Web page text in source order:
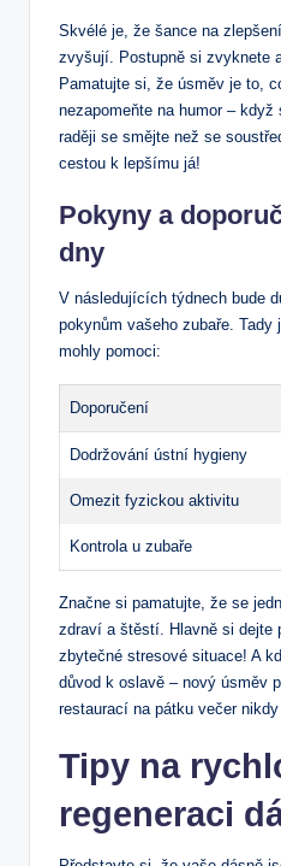
Skvélé je, že šance na
zvyšují. Postupně si zvyknete
Pamatujte si, že úsměv je to,
nezapomeňte na humor –
raději se smějte než se
cestou k lepšímu já!
Pokyny a
dny
V následujících týdnech bude
pokynům vašeho zubaře.
mohly pomoci:
Doporučení
Dodržování ústní hygieny
Omezit fyzickou aktivitu
Kontrola u zubaře
Značne si pamatujte, že se
zdraví a štěstí. Hlavně si dejte
zbytečné stresové situace! A
důvod k oslavě – nový úsměv
restaurací na pátku večer
Tipy na
regeneraci